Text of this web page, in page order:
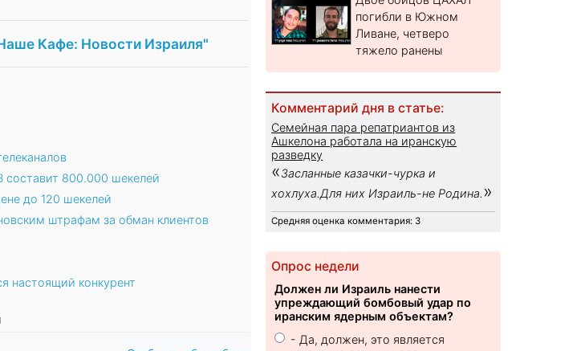
Кафе: Новости Израиля"
составит 800.000 шекелей
до 120 шекелей
штрафам за обман клиентов
настоящий конкурент
погибли в Южном
Ливане, четверо
тяжело ранены
Комментарий дня в статье:
Семейная пара репатриантов из
Ашкелона работала на иранскую
разведку
«Засланные казачки-чурка и
хохлуха.Для них Израиль-не Родина. »
Средняя оценка комментария: 3
Опрос недели
Должен ли Израиль нанести
упреждающий бомбовый удар по
иранским ядерным объектам?
- Да, должен, это является